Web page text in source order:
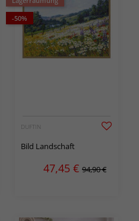
-50%
DUFTIN
Bild Landschaft
47,45 € 94,90 €